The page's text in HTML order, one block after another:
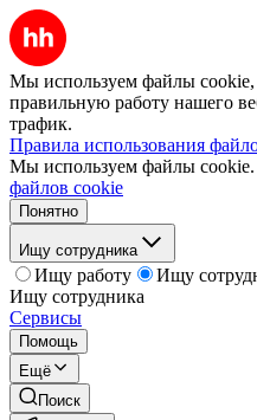
Мы используем файлы cookie,
правильную работу нашего
трафик.
Правила использования
Мы используем файлы cookie.
файлов cookie
Понятно
Ищу сотрудника
Ищу работу
Ищу
Ищу сотрудника
Сервисы
Помощь
Ещё
Поиск